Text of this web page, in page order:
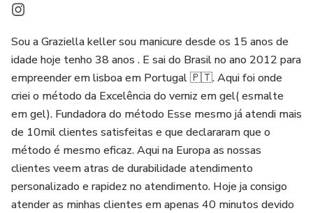
Sou a Graziella keller sou manicure desde os 15 anos de
idade hoje tenho 38 anos . E sai do Brasil no ano 2012 para
empreender em lisboa em Portugal 🇵🇹. Aqui foi onde
criei o método da Excelência do verniz em gel( esmalte
em gel). Fundadora do método Esse mesmo já atendi mais
de 10mil clientes satisfeitas e que declararam que o
método é mesmo eficaz. Aqui na Europa as nossas
clientes veem atras de durabilidade atendimento
personalizado e rapidez no atendimento. Hoje ja consigo
atender as minhas clientes em apenas 40 minutos devido